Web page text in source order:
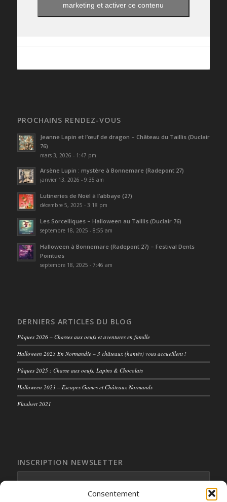
Consentement
marketing et activer ce contenu
PROCHAINS RENDEZ-VOUS
Jeanne Lapin et l’œuf de dragon – Château du Taillis (Duclair
76)
mars 3, 2026 - 1:47 pm
Arsène Lupin : mystère à Bonnemare (Radepont 27)
janvier 13, 2026 - 9:35 am
Lutineries de Noël à l’abbaye (27)
décembre 5, 2025 - 3:18 pm
Les Sorcelliques – Halloween au Taillis (Duclair 76)
septembre 18, 2025 - 8:55 am
Halloween à Bonnemare (Radepont 27) – Festival Dents
Pointues
septembre 18, 2025 - 7:46 am
DERNIERS ARTICLES DU BLOG
Pâques 2026 – Chasses aux oeufs et aventures en famille
Halloween 2025 En Normandie – 3 châteaux (hantés) vous accueillent !
Pâques 2025 : Chasse aux oeufs, Lapins & Chocolats
Halloween 2023 – Escapes Games et Châteaux Normands
Flaubert 2021
INSCRIPTION NEWSLETTER